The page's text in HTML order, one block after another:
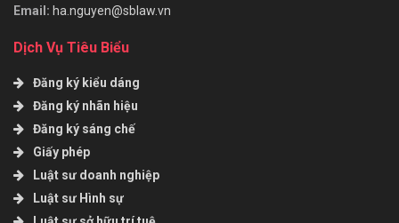
Email: ha.nguyen@sblaw.vn
Dịch Vụ Tiêu Biểu
Đăng ký kiểu dáng
Đăng ký nhãn hiệu
Đăng ký sáng chế
Giấy phép
Luật sư doanh nghiệp
Luật sư Hình sự